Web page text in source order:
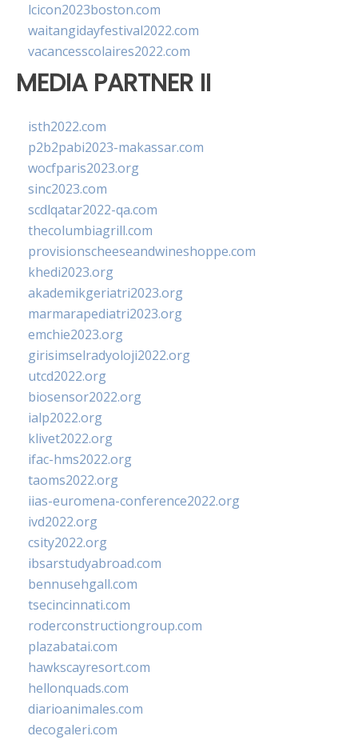
lcicon2023boston.com
waitangidayfestival2022.com
vacancesscolaires2022.com
MEDIA PARTNER II
isth2022.com
p2b2pabi2023-makassar.com
wocfparis2023.org
sinc2023.com
scdlqatar2022-qa.com
thecolumbiagrill.com
provisionscheeseandwineshoppe.com
khedi2023.org
akademikgeriatri2023.org
marmarapediatri2023.org
emchie2023.org
girisimselradyoloji2022.org
utcd2022.org
biosensor2022.org
ialp2022.org
klivet2022.org
ifac-hms2022.org
taoms2022.org
iias-euromena-conference2022.org
ivd2022.org
csity2022.org
ibsarstudyabroad.com
bennusehgall.com
tsecincinnati.com
roderconstructiongroup.com
plazabatai.com
hawkscayresort.com
hellonquads.com
diarioanimales.com
decogaleri.com